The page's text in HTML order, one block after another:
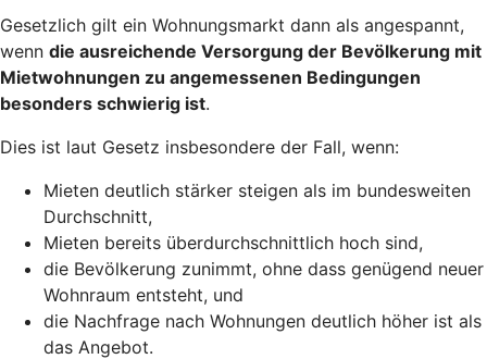
Gesetzlich gilt ein Wohnungsmarkt dann als angespannt,
wenn die ausreichende Versorgung der Bevölkerung mit
Mietwohnungen zu angemessenen Bedingungen
besonders schwierig ist.
Dies ist laut Gesetz insbesondere der Fall, wenn:
Mieten deutlich stärker steigen als im bundesweiten
Durchschnitt,
Mieten bereits überdurchschnittlich hoch sind,
die Bevölkerung zunimmt, ohne dass genügend neuer
Wohnraum entsteht, und
die Nachfrage nach Wohnungen deutlich höher ist als
das Angebot.